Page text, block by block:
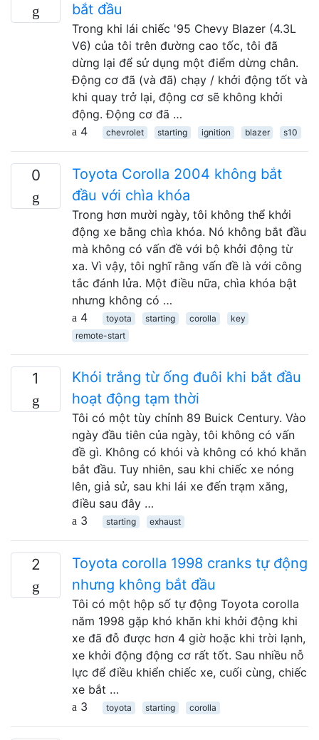
bắt đầu
Trong khi lái chiếc '95 Chevy Blazer (4.3L
V6) của tôi trên đường cao tốc, tôi đã
dừng lại để sử dụng một điểm dừng chân.
Động cơ đã (và đã) chạy / khởi động tốt và
khi quay trở lại, động cơ sẽ không khởi
động. Động cơ đã …
4
chevrolet starting ignition blazer s10
0
Toyota Corolla 2004 không bắt
đầu với chìa khóa
Trong hơn mười ngày, tôi không thể khởi
động xe bằng chìa khóa. Nó không bắt đầu
mà không có vấn đề với bộ khởi động từ
xa. Vì vậy, tôi nghĩ rằng vấn đề là với công
tắc đánh lửa. Một điều nữa, chìa khóa bật
nhưng không có …
4
toyota starting corolla
key
remote-start
1
Khói trắng từ ống đuôi khi bắt đầu
hoạt động tạm thời
Tôi có một tùy chỉnh 89 Buick Century. Vào
ngày đầu tiên của ngày, tôi không có vấn
đề gì. Không có khói và không có khó khăn
bắt đầu. Tuy nhiên, sau khi chiếc xe nóng
lên, giả sử, sau khi lái xe đến trạm xăng,
điều sau đây …
3
starting exhaust
2
Toyota corolla 1998 cranks tự động
nhưng không bắt đầu
Tôi có một hộp số tự động Toyota corolla
năm 1998 gặp khó khăn khi khởi động khi
xe đã đỗ được hơn 4 giờ hoặc khi trời lạnh,
xe khởi động động cơ rất tốt. Sau nhiều nỗ
lực để điều khiển chiếc xe, cuối cùng, chiếc
xe bắt …
3
toyota starting corolla